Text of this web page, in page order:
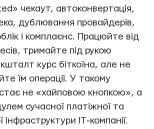
чекаут, автоконвертація,
дублювання провайдерів,
і комплаєнс. Працюйте від
тримайте під рукою
курс біткоїна, але не
їм операції. У такому
не «хайповою кнопкою», а
сучасної платіжної та
інфраструктури IT‑компанії.